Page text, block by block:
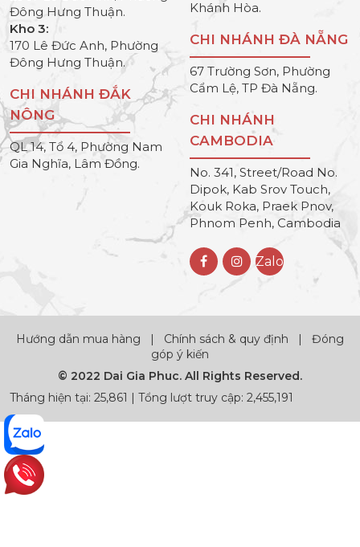
Đông Hưng Thuận.
Kho 3:
170 Lê Đức Anh, Phường
Đông Hưng Thuận.
CHI NHÁNH ĐẮK
NÔNG
QL 14, Tổ 4, Phường Nam
Gia Nghĩa, Lâm Đồng.
Khánh Hòa.
CHI NHÁNH ĐÀ NẴNG
67 Trường Sơn, Phường
Cẩm Lệ, TP Đà Nẵng.
CHI NHÁNH
CAMBODIA
No. 341, Street/Road No.
Dipok, Kab Srov Touch,
Kouk Roka, Praek Pnov,
Phnom Penh, Cambodia
Zalo
Hướng dẫn mua hàng Chính sách & quy định
Đóng
góp ý kiến
© 2022 Dai Gia Phuc. All Rights Reserved.
Tháng hiện tại: 25,861 | Tổng lượt truy cập: 2,455,191